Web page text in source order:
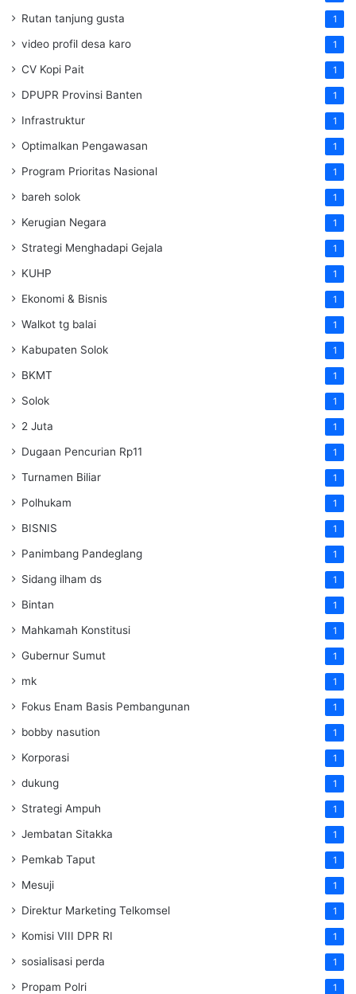
Rutan tanjung gusta 1
video profil desa karo 1
CV Kopi Pait 1
DPUPR Provinsi Banten 1
Infrastruktur 1
Optimalkan Pengawasan 1
Program Prioritas Nasional 1
bareh solok 1
Kerugian Negara 1
Strategi Menghadapi Gejala 1
KUHP 1
Ekonomi & Bisnis 1
Walkot tg balai 1
Kabupaten Solok 1
BKMT 1
Solok 1
2 Juta 1
Dugaan Pencurian Rp11 1
Turnamen Biliar 1
Polhukam 1
BISNIS 1
Panimbang Pandeglang 1
Sidang ilham ds 1
Bintan 1
Mahkamah Konstitusi 1
Gubernur Sumut 1
mk 1
Fokus Enam Basis Pembangunan 1
bobby nasution 1
Korporasi 1
dukung 1
Strategi Ampuh 1
Jembatan Sitakka 1
Pemkab Taput 1
Mesuji 1
Direktur Marketing Telkomsel 1
Komisi VIII DPR RI 1
sosialisasi perda 1
Propam Polri 1